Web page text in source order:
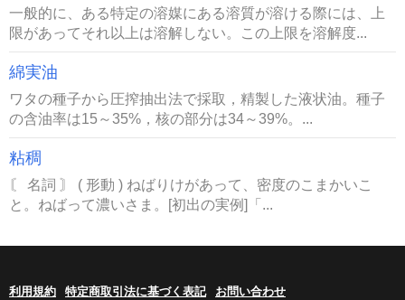
一般的に、ある特定の溶媒にある溶質が溶ける際には、上
限があってそれ以上は溶解しない。この上限を溶解度...
綿実油
ワタの種子から圧搾抽出法で採取，精製した液状油。種子
の含油率は15～35%，核の部分は34～39%。...
粘稠
〘 名詞 〙 ( 形動 ) ねばりけがあって、密度のこまかいこ
と。ねばって濃いさま。[初出の実例]「...
利用規約 特定商取引法に基づく表記 お問い合わせ